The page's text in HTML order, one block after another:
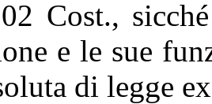
Cost.,
e le sue
di legge